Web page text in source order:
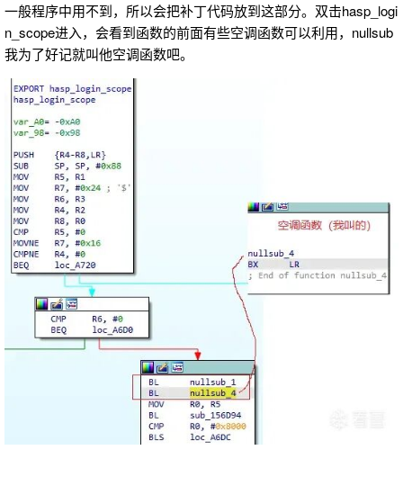
一般程序中用不到，所以会把补丁代码放到这部分。双击hasp_logi
n_scope进入，会看到函数的前面有些空调函数可以利用，nullsub
我为了好记就叫他空调函数吧。